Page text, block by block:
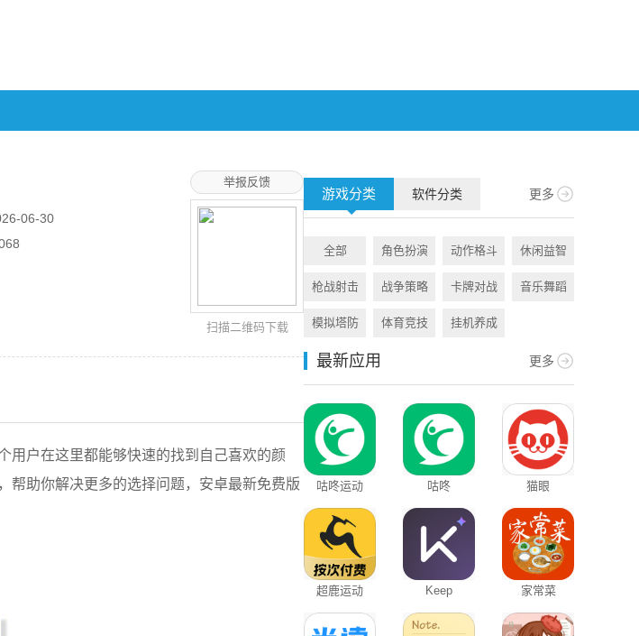
06-30
扫描二维码下载
举报反馈
用户在这里都能够快速的找到自己喜欢的颜
帮助你解决更多的选择问题，安卓最新免费版
游戏分类 软件分类 更多
全部 角色扮演 动作格斗 休闲益智
枪战射击 战争策略 卡牌对战 音乐舞蹈
模拟塔防 体育竞技 挂机养成
最新应用 更多
咕咚运动 咕咚 猫眼
超鹿运动 Keep 家常菜